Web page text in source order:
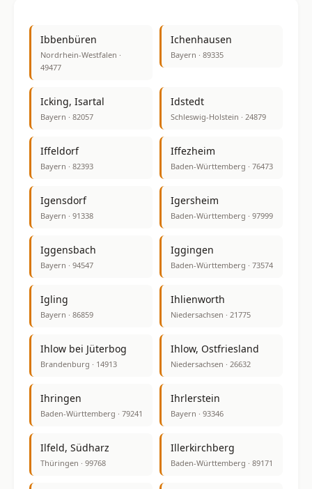
Ibbenbüren
Nordrhein-Westfalen ·
49477
Ichenhausen
Bayern · 89335
Icking, Isartal
Bayern · 82057
Idstedt
Schleswig-Holstein · 24879
Iffeldorf
Bayern · 82393
Iffezheim
Baden-Württemberg · 76473
Igensdorf
Bayern · 91338
Igersheim
Baden-Württemberg · 97999
Iggensbach
Bayern · 94547
Iggingen
Baden-Württemberg · 73574
Igling
Bayern · 86859
Ihlienworth
Niedersachsen · 21775
Ihlow bei Jüterbog
Brandenburg · 14913
Ihlow, Ostfriesland
Niedersachsen · 26632
Ihringen
Baden-Württemberg · 79241
Ihrlerstein
Bayern · 93346
Ilfeld, Südharz
Thüringen · 99768
Illerkirchberg
Baden-Württemberg · 89171